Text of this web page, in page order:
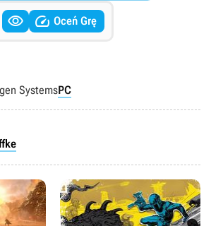
  Oceń Grę
SystemsPC